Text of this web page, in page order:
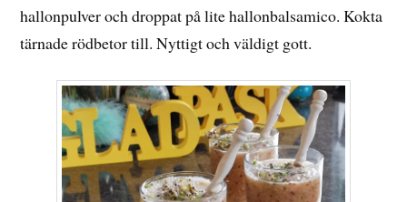
hallonpulver och droppat på lite hallonbalsamico. Kokta
tärnade rödbetor till. Nyttigt och väldigt gott.